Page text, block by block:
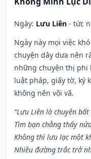
Ngày: Lưu Liên - tức
Ngày này mọi việc
chuyện dây dưa nên
những chuyện thị phi
luật pháp, giấy tờ, ký
không nên vội vã.
“Lưu Liên là chuyện
Tìm bạn chẳng thấy
Không thì lưu lạc một
Nhiều đường trắc trở